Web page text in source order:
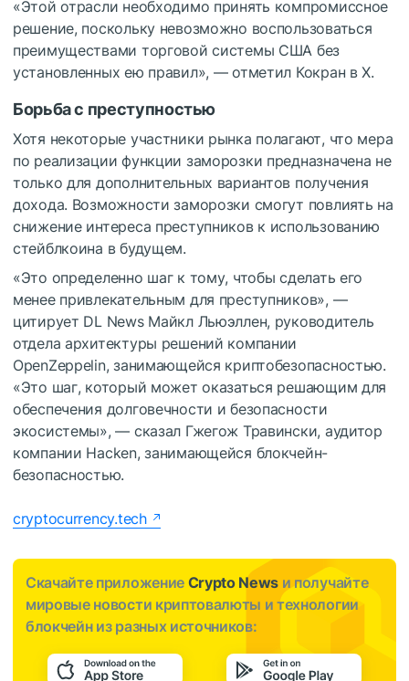
«Этой отрасли необходимо принять компромиссное
решение, поскольку невозможно воспользоваться
преимуществами торговой системы США без
установленных ею правил», — отметил Кокран в X.
Борьба с преступностью
Хотя некоторые участники рынка полагают, что мера
по реализации функции заморозки предназначена не
только для дополнительных вариантов получения
дохода. Возможности заморозки смогут повлиять на
снижение интереса преступников к использованию
стейблкоина в будущем.
«Это определенно шаг к тому, чтобы сделать его
менее привлекательным для преступников», —
цитирует DL News Майкл Льюэллен, руководитель
отдела архитектуры решений компании
OpenZeppelin, занимающейся криптобезопасностью.
«Это шаг, который может оказаться решающим для
обеспечения долговечности и безопасности
экосистемы», — сказал Гжегож Травински, аудитор
компании Hacken, занимающейся блокчейн-
безопасностью.
cryptocurrency.tech
Скачайте приложение Crypto News и получайте
мировые новости криптовалюты и технологии
блокчейн из разных источников: